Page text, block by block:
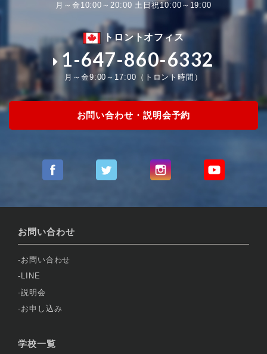
月～金10:00～20:00 土日祝10:00～19:00
トロントオフィス
1-647-860-6332
月～金9:00～17:00（トロント時間）
お問い合わせ・説明会予約
お問い合わせ
お問い合わせ
LINE
説明会
お申し込み
学校一覧